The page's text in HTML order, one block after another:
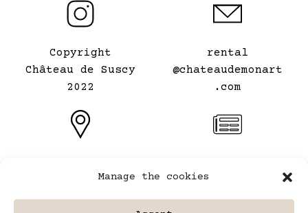
Manage the cookies
Copyright
Château de Suscy
2022
rental
@chateaudemonart
.com
⠀
conditions of
rental